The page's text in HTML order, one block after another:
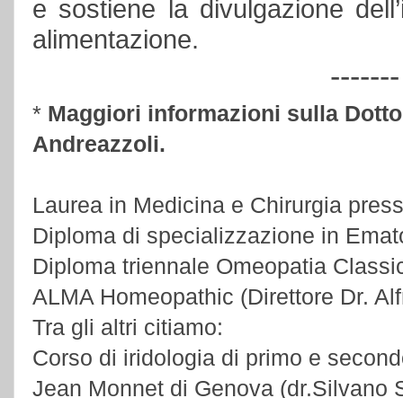
e sostiene la divulgazione
alimentazione.
-------
* Maggiori informazioni sulla
Andreazzoli.
Laurea in Medicina e Chirurgia
Diploma di specializzazione in
Diploma triennale Omeopatia
ALMA Homeopathic (Direttore Dr.
Tra gli altri citiamo:
Corso di iridologia di primo e
Jean Monnet di Genova (dr.Silvano